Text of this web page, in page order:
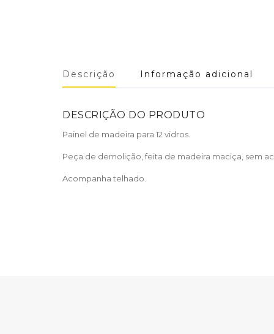
Descrição Informação adicional
DESCRIÇÃO DO PRODUTO
Painel de madeira para 12 vidros.
Peça de demolição, feita de madeira maciça, sem
Acompanha telhado.